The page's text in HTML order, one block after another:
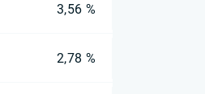
3,56 %
2,78 %